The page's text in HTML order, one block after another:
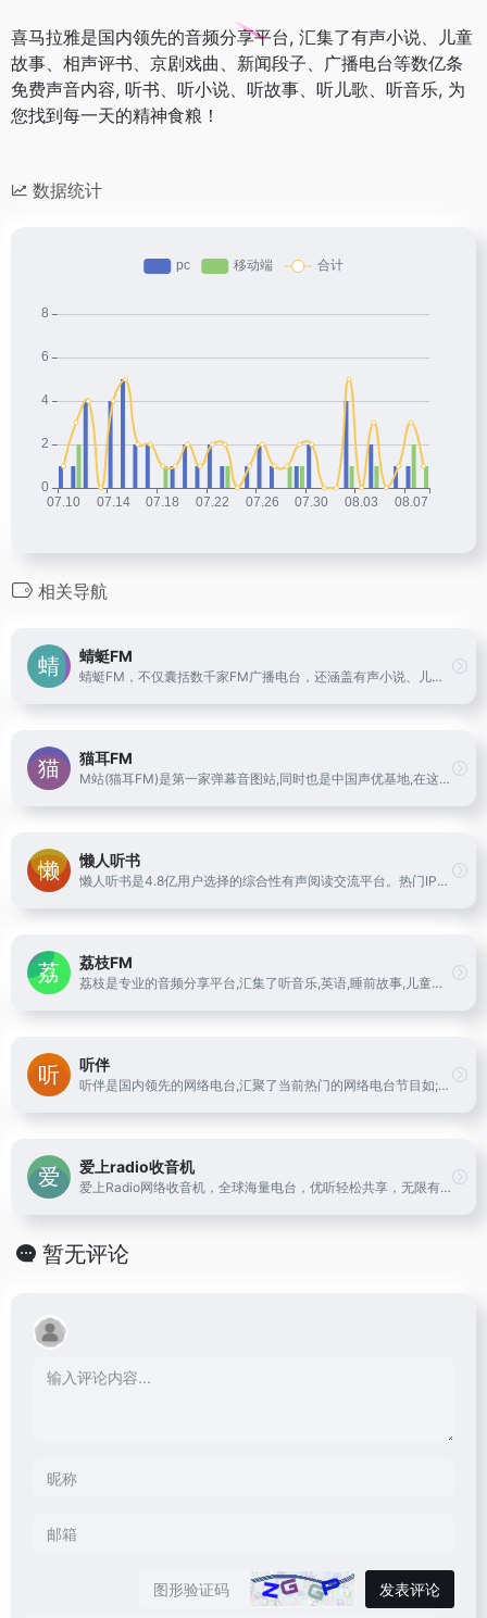
喜马拉雅是国内领先的音频分享平台, 汇集了有声小说、儿童
故事、相声评书、京剧戏曲、新闻段子、广播电台等数亿条
免费声音内容, 听书、听小说、听故事、听儿歌、听音乐, 为
您找到每一天的精神食粮！
数据统计
相关导航
蜻蜓FM
蜻蜓FM，不仅囊括数千家FM广播电台，还涵盖有声小说、儿童故事、相声评书、戏曲、音乐、脱口秀、鬼故事、情感故事、财经科技、新闻历史人文、健康教育等30多类的有声读物或音频节目。更有高晓松、老梁、张召忠、蒋勋等精品有声读物和音频在线收听。蜻蜓FM作为用户喜爱的有声听书应用，为广大听众呈现前沿丰富的有声读物、有声小说和广播电台节目。下载蜻蜓fm，听书听小说听电台，更多的世界用听的。
猫耳FM
M站(猫耳FM)是第一家弹幕音图站,同时也是中国声优基地,在这里可以听电台,音乐,翻唱,小说和广播剧,用二次元声音连接三次元.
懒人听书
懒人听书是4.8亿用户选择的综合性有声阅读交流平台。热门IP入驻，知名主播云集，原创小说、经典文学、海量精品栏目共筑有声阅读生态圈，解放双眼，畅听世界
荔枝FM
荔枝是专业的音频分享平台,汇集了听音乐,英语,睡前故事,儿童故事,有声小说,相声段子,历史人文,有声书等数亿条音频,超过2亿用户选择的网络FM,随时随地，想听就听，你喜爱的音频尽在荔枝。
听伴
听伴是国内领先的网络电台,汇聚了当前热门的网络电台节目如;音乐,相声,评书,脱口秀,鬼故事,广播剧等高质量音频节目。移动互联网的个性化手机电台,热门音频节目在线收听首选！
爱上radio收音机
爱上Radio网络收音机，全球海量电台，优听轻松共享，无限有声读物，每天快乐相伴。整合了国内外众多电台频道和有声读物，致力于广播行业的文化推广和精神传播。我们让乡音在异国他乡的同胞心里不再是一枚邮票，我们也会带你到遥远的国度体会别样风情。
暂无评论
发表评论